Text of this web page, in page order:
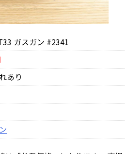
ガスガン #2341
あり